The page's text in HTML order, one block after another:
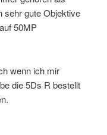
sehr gute Objektive
50MP
wenn ich mir
die 5Ds R bestellt